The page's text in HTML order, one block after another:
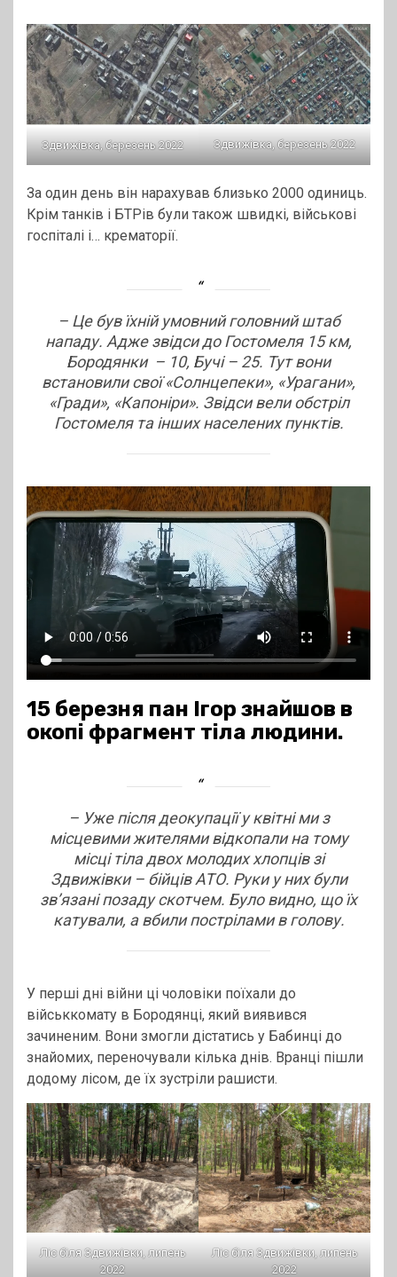
Здвижівка, березень 2022 Здвижівка, березень 2022
За один день він нарахував близько 2000 одиниць.
Крім танків і БТРів були також швидкі, військові
госпіталі і… крематорії.
– Це був їхній умовний головний штаб
нападу. Адже звідси до Гостомеля 15 км,
Бородянки – 10, Бучі – 25. Тут вони
встановили свої «Солнцепеки», «Урагани»,
«Гради», «Капоніри». Звідси вели обстріл
Гостомеля та інших населених пунктів.
15 березня пан Ігор знайшов в
окопі фрагмент тіла людини.
– Уже після деокупації у квітні ми з
місцевими жителями відкопали на тому
місці тіла двох молодих хлопців зі
Здвижівки – бійців АТО. Руки у них були
зв’язані позаду скотчем. Було видно, що їх
катували, а вбили пострілами в голову.
У перші дні війни ці чоловіки поїхали до
військкомату в Бородянці, який виявився
зачиненим. Вони змогли дістатись у Бабинці до
знайомих, переночували кілька днів. Вранці пішли
додому лісом, де їх зустріли рашисти.
Ліс біля Здвижівки, липень
2022
Ліс біля Здвижівки, липень
2022